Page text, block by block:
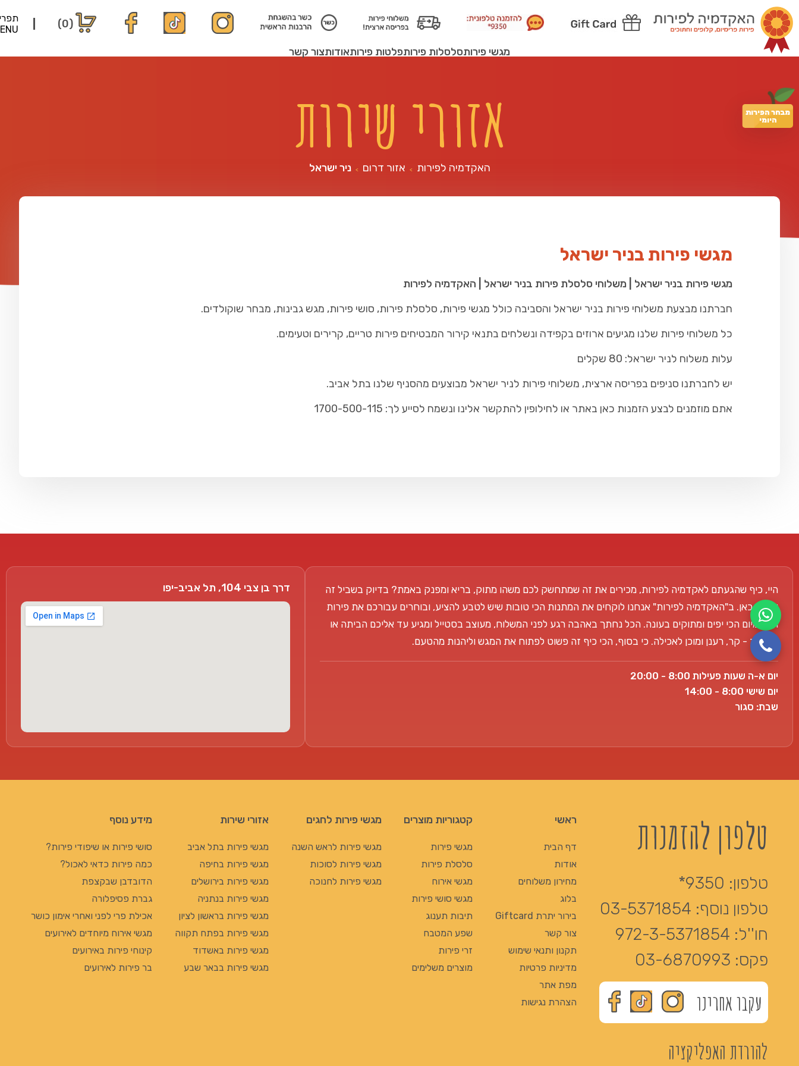
(0)
מגשי פירותסלסלות פירותפלטות פירותאודותצור קשר
מבחר הפירות
היומי
אזורי שירות
האקדמיה לפירות > אזור דרום > ניר ישראל
מגשי פירות בניר ישראל
מגשי פירות בניר ישראל | משלוחי סלסלת פירות בניר ישראל | האקדמיה לפירות
חברתנו מבצעת משלוחי פירות בניר ישראל והסביבה כולל מגשי פירות, סלסלת פירות, סושי פירות, מגש גבינות, מבחר שוקולדים.
כל משלוחי פירות שלנו מגיעים ארוזים בקפידה ונשלחים בתנאי קירור המבטיחים פירות טריים, קרירים וטעימים.
עלות משלוח לניר ישראל: 80 שקלים
יש לחברתנו סניפים בפריסה ארצית, משלוחי פירות לניר ישראל מבוצעים מהסניף שלנו בתל אביב.
אתם מוזמנים לבצע הזמנות כאן באתר או לחילופין להתקשר אלינו ונשמח לסייע לך: 1700-500-115
היי, כיף שהגעתם לאקדמיה לפירות, מכירים את זה שמתחשק לכם משהו מתוק, בריא ומפנק באמת? בדיוק בשביל זה
אנחנו כאן. ב"האקדמיה לפירות" אנחנו לוקחים את המתנות הכי טובות שיש לטבע להציע, ובוחרים עבורכם את פירות
הפרימיום הכי יפים ומתוקים בעונה. הכל נחתך באהבה רגע לפני המשלוח, מעוצב בסטייל ומגיע עד אליכם הביתה או
למשרד - קר, רענן ומוכן לאכילה. כי בסוף, הכי כיף זה פשוט לפתוח את המגש וליהנות מהטעם.
יום א-ה שעות פעילות 8:00 - 20:00
יום שישי 8:00 - 14:00
שבת: סגור
דרך בן צבי 104, תל אביב-יפו
טלפון להזמנות
טלפון: 9350*
טלפון נוסף: 03-5371854
חו''ל: 972-3-5371854
פקס: 03-6870993
עקבו אחרינו
להורדת האפליקציה
ראשי
דף הבית
אודות
מחירון משלוחים
בלוג
בירור יתרת Giftcard
צור קשר
תקנון ותנאי שימוש
מדיניות פרטיות
מפת אתר
הצהרת נגישות
קטגוריות מוצרים
מגשי פירות
סלסלת פירות
מגשי אירוח
מגשי סושי פירות
תיבות תענוג
שפע המטבח
זרי פירות
מוצרים משלימים
מגשי פירות לחגים
מגשי פירות לראש השנה
מגשי פירות לסוכות
מגשי פירות לחנוכה
אזורי שירות
מגשי פירות בתל אביב
מגשי פירות בחיפה
מגשי פירות בירושלים
מגשי פירות בנתניה
מגשי פירות בראשון לציון
מגשי פירות בפתח תקווה
מגשי פירות באשדוד
מגשי פירות בבאר שבע
מידע נוסף
סושי פירות או שיפודי פירות?
כמה פירות כדאי לאכול?
הדובדבן שבקצפת
גברת פסיפלורה
אכילת פרי לפני ואחרי אימון כושר
מגשי אירוח מיוחדים לאירועים
קינוחי פירות באירועים
בר פירות לאירועים